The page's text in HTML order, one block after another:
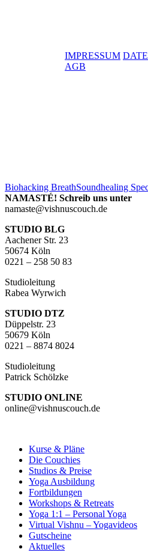
IMPRESSUM
AGB
Biohacking BreathSoundhealing
NAMASTÉ! Schreib uns unter
namaste@vishnuscouch.de
STUDIO BLG
Aachener Str. 23
50674 Köln
0221 – 258 50 83
Studioleitung
Rabea Wyrwich
STUDIO DTZ
Düppelstr. 23
50679 Köln
0221 – 8874 8024
Studioleitung
Patrick Schölzke
STUDIO ONLINE
online@vishnuscouch.de
Kurse & Pläne
Die Couchies
Studios & Preise
Yoga Ausbildung
Fortbildungen
Workshops & Retreats
Yoga 1:1 – Personal Yoga
Virtual Vishnu – Yogavideos
Gutscheine
Aktuelles